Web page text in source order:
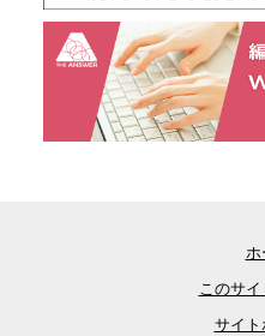
ホ
このサ
サイト